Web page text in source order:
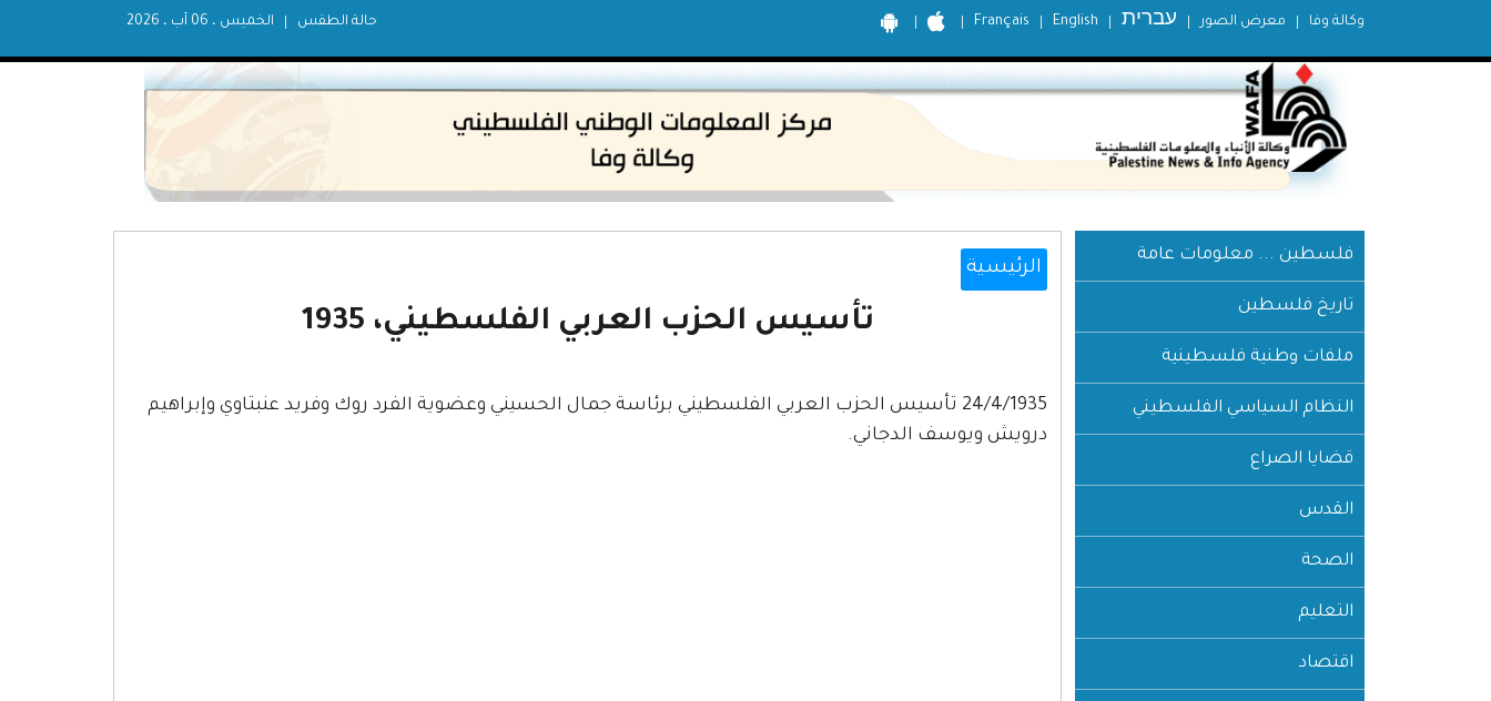
Français English עברית معرض الصور وكالة وفا الخميس ، 06 آب ، 2026 حالة الطقس
فلسطين ... معلومات عامة
تاريخ فلسطين
ملفات وطنية فلسطينية
النظام السياسي الفلسطيني
قضايا الصراع
القدس
الصحة
التعليم
اقتصاد
الرئيسية
تأسيس الحزب العربي الفلسطيني، 1935
24/4/1935 تأسيس الحزب العربي الفلسطيني برئاسة جمال الحسيني وعضوية الفرد روك وفريد عنبتاوي وإبراهيم
درويش ويوسف الدجاني.